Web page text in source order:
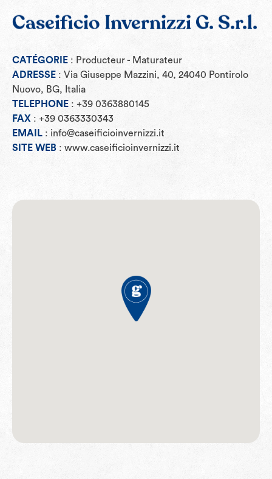
Caseificio Invernizzi G. S.r.l.
CATÉGORIE : Producteur - Maturateur
ADRESSE : Via Giuseppe Mazzini, 40, 24040 Pontirolo
Nuovo, BG, Italia
TELEPHONE : +39 0363880145
FAX : +39 0363330343
EMAIL : info@caseificioinvernizzi.it
SITE WEB : www.caseificioinvernizzi.it